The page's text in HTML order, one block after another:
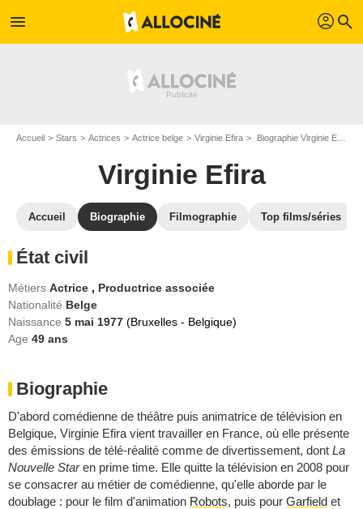
menu profil search
Accueil Stars Actrices Actrice belge Virginie Efira Biographie Virginie Efira
Virginie Efira
Accueil Biographie Filmographie Top films/séries
État civil
Métiers Actrice , Productrice associée
Nationalité Belge
Naissance 5 mai 1977 (Bruxelles - Belgique)
Age 49 ans
Biographie
D'abord comédienne de théâtre puis animatrice de télévision en
Belgique, Virginie Efira vient travailler en France, où elle présente
des émissions de télé-réalité comme de divertissement, dont La
Nouvelle Staren prime time. Elle quitte la télévision en 2008 pour
se consacrer au métier de comédienne, qu'elle aborde par le
doublage : pour le film d'animation Robots, puis pour Garfield et